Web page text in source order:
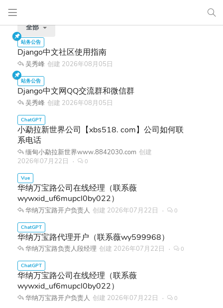
全部
Django中文社区使用指南
吴秀峰 创建 2026年08月05日
Django中文网QQ交流群和微信群
吴秀峰 创建 2026年08月05日
小勐拉新世界公司【xbs518. com】公司如何联
系电话
缅甸小勐拉新世界www.8842030.com 创建
2026年07月22日
0
华纳万宝路公司在线经理（联系薇
wywxid_uf6mupcl0by022）
华纳万宝路开户负责人 创建 2026年07月22日 0
华纳万宝路代理开户（联系薇wy599968）
华纳万宝路负责人段经理 创建 2026年07月22日 0
华纳万宝路公司在线经理（联系薇
wywxid_uf6mupcl0by022）
华纳万宝路开户负责人 创建 2026年07月22日 0